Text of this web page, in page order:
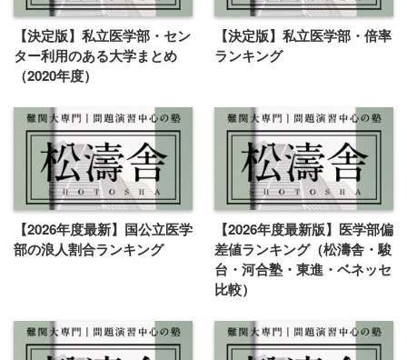
【決定版】私立医学部・セン
ター利用のある大学まとめ
（2020年度）
【決定版】私立医学部・倍率
ランキング
【2026年度最新】国公立医学
部の浪人割合ランキング
【2026年度最新版】医学部偏
差値ランキング（松濤舎・駿
台・河合塾・東進・ベネッセ
比較）